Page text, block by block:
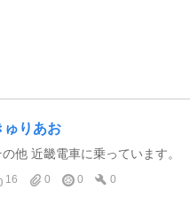
ゅりあお
他 近畿電車に乗っています。
16 0 0 0